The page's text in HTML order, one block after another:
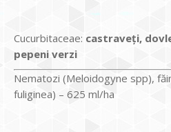
Cucurbitaceae: castraveţi,
pepeni verzi
Nematozi (Meloidogyne spp),
fuliginea) – 625 ml/ha